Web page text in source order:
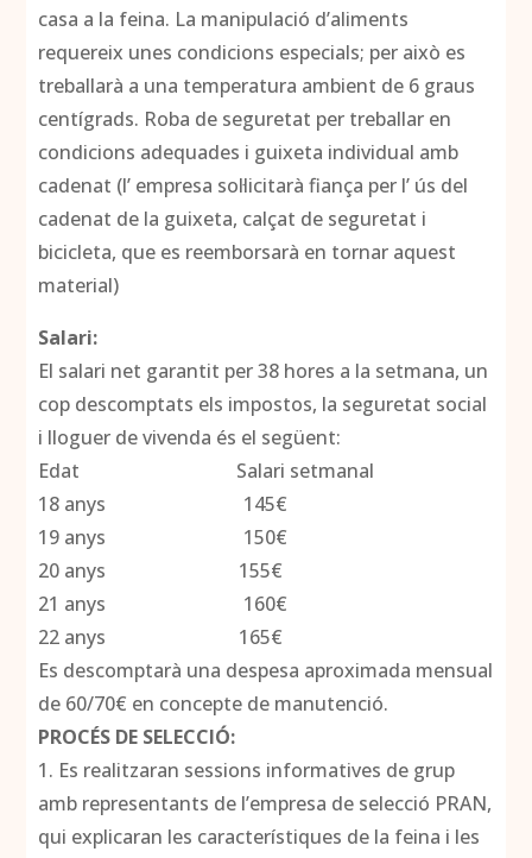
casa a la feina. La manipulació d’aliments
requereix unes condicions especials; per això es
treballarà a una temperatura ambient de 6 graus
centígrads. Roba de seguretat per treballar en
condicions adequades i guixeta individual amb
cadenat (l’ empresa sol·licitarà fiança per l’ ús del
cadenat de la guixeta, calçat de seguretat i
bicicleta, que es reemborsarà en tornar aquest
material)
Salari:
El salari net garantit per 38 hores a la setmana, un
cop descomptats els impostos, la seguretat social
i lloguer de vivenda és el següent:
Edat Salari setmanal
18 anys 145€
19 anys 150€
20 anys 155€
21 anys 160€
22 anys 165€
Es descomptarà una despesa aproximada mensual
de 60/70€ en concepte de manutenció.
PROCÉS DE SELECCIÓ:
1. Es realitzaran sessions informatives de grup
amb representants de l’empresa de selecció PRAN,
qui explicaran les característiques de la feina i les